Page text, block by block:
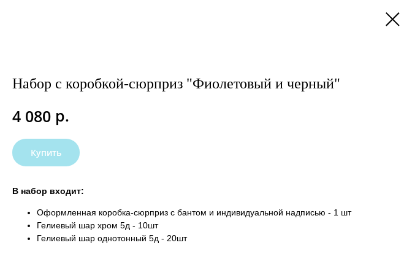
Набор с коробкой-сюрприз "Фиолетовый и черный"
4 080 р.
Купить
В набор входит:
Оформленная коробка-сюрприз с бантом и индивидуальной надписью - 1 шт
Гелиевый шар хром 5д - 10шт
Гелиевый шар однотонный 5д - 20шт